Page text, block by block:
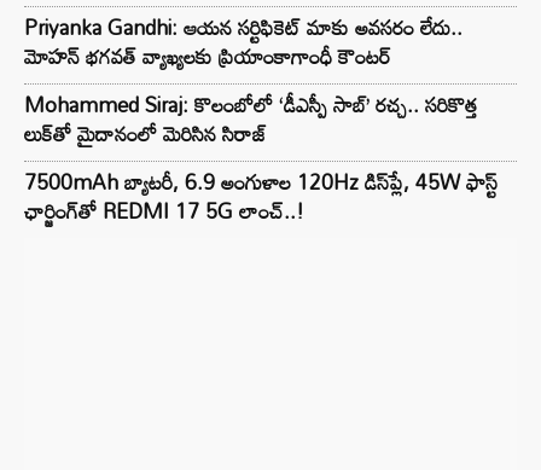
Priyanka Gandhi: ఆయన సర్టిఫికెట్ మాకు అవసరం లేదు..
మోహన్ భగవత్‌ వ్యాఖ్యలకు ప్రియాంకాగాంధీ కౌంటర్
Mohammed Siraj: కొలంబోలో ‘డీఎస్పీ సాబ్’ రచ్చ.. సరికొత్త
లుక్‌తో మైదానంలో మెరిసిన సిరాజ్
7500mAh బ్యాటరీ, 6.9 అంగుళాల 120Hz డిస్‌ప్లే, 45W ఫాస్ట్
ఛార్జింగ్‌తో REDMI 17 5G లాంచ్..!